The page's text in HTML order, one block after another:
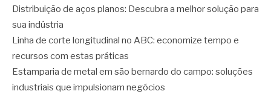
Distribuição de aços planos: Descubra a melhor solução para
sua indústria
Linha de corte longitudinal no ABC: economize tempo e
recursos com estas práticas
Estamparia de metal em são bernardo do campo: soluções
industriais que impulsionam negócios